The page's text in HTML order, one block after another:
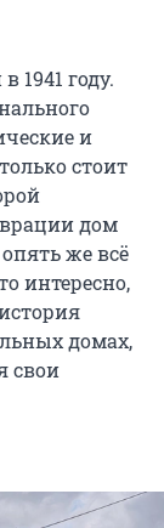
1941 году.
и
стоит
дом
же всё
интересно,
домах,
свои